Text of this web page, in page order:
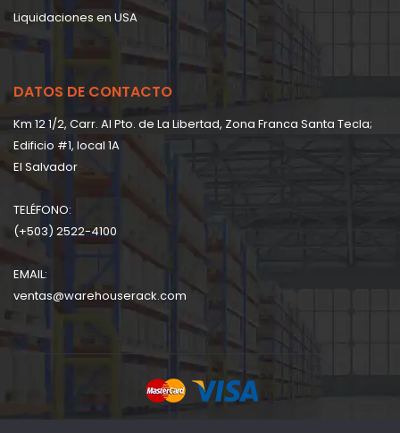
Liquidaciones en USA
DATOS DE CONTACTO
Km 12 1/2, Carr. Al Pto. de La Libertad, Zona Franca Santa Tecla;
Edificio #1, local 1A
EI Salvador
TELÉFONO:
(+503) 2522-4100
EMAIL:
ventas@warehouserack.com